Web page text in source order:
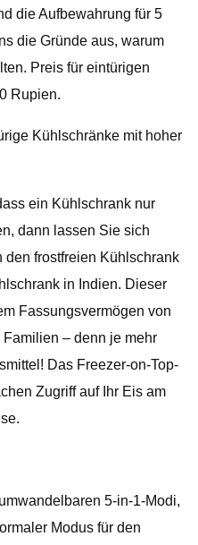
die Aufbewahrung für 5
die Gründe aus, warum
Preis für eintürigen
Rupien.
Kühlschränke mit hoher
ein Kühlschrank nur
dann lassen Sie sich
den frostfreien Kühlschrank
in Indien. Dieser
Fassungsvermögen von
– denn je mehr
Das Freezer-on-Top-
Zugriff auf Ihr Eis am
5-in-1-Modi,
Modus für den